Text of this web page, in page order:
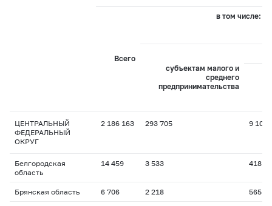
Всего
в том числе:
субъектам малого и
среднего
предпринимательства
ЦЕНТРАЛЬНЫЙ
ФЕДЕРАЛЬНЫЙ
ОКРУГ
2 186 163 293 705 9 105
Белгородская
область
14 459 3 533 418
Брянская область 6 706 2 218 565